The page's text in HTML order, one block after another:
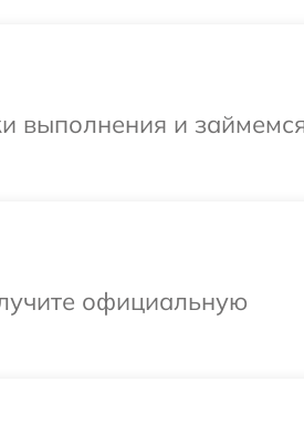
выполнения и
официальную